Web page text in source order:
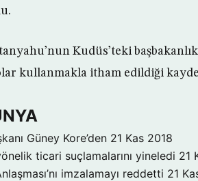
Kudüs’teki
kullanmakla itham edildiği
Güney Kore’den 21 Kas 2018
ticari suçlamalarını yineledi 21
imzalamayı reddetti 21